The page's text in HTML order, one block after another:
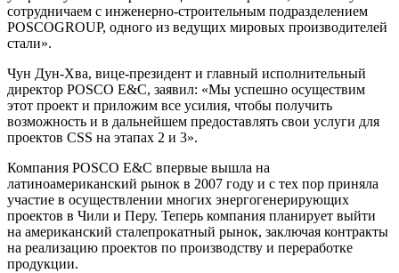
сотрудничаем с инженерно-строительным подразделением
POSCOGROUP, одного из ведущих мировых производителей
стали».
Чун Дун-Хва, вице-президент и главный исполнительный
директор POSCO E&C, заявил: «Мы успешно осуществим
этот проект и приложим все усилия, чтобы получить
возможность и в дальнейшем предоставлять свои услуги для
проектов CSS на этапах 2 и 3».
Компания POSCO E&C впервые вышла на
латиноамериканский рынок в 2007 году и с тех пор приняла
участие в осуществлении многих энергогенерирующих
проектов в Чили и Перу. Теперь компания планирует выйти
на американский сталепрокатный рынок, заключая контракты
на реализацию проектов по производству и переработке
продукции.